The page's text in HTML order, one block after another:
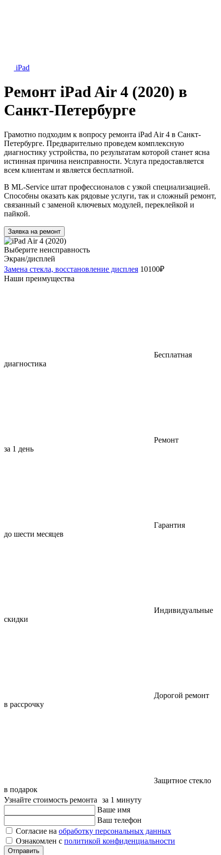
iPad
Ремонт iPad Air 4 (2020) в
Санкт-Петербурге
Грамотно подходим к вопросу ремонта iPad Air 4 в Санкт-
Петербурге. Предварительно проведем комплексную
диагностику устройства, по результатам которой станет ясна
истинная причина неисправности. Услуга предоставляется
всем клиентам и является бесплатной.
В ML-Service штат профессионалов с узкой специализацией.
Способны оказать как рядовые услуги, так и сложный ремонт,
связанный с заменой ключевых модулей, переклейкой и
пайкой.
Заявка на ремонт
Выберите неисправность
Экран/дисплей
Замена стекла, восстановление дисплея 10100₽
Наши преимущества
Бесплатная
диагностика
Ремонт
за 1 день
Гарантия
до шести месяцев
Индивидуальные
скидки
Дорогой ремонт
в рассрочку
Защитное стекло
в подарок
Узнайте стоимость ремонта за 1 минуту
Ваше имя
Ваш телефон
Согласие на обработку персональных данных
Ознакомлен с политикой конфиденциальности
Отправить